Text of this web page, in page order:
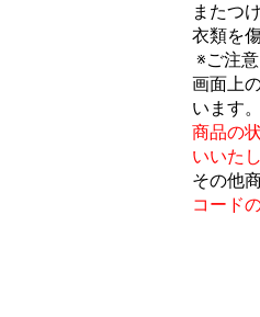
またつ
衣類を
※ご注意
画面上
います
商品の
いいた
その他
コード